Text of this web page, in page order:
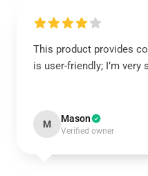
This product provides
is user-friendly; I’m very
M Mason
Verified owner